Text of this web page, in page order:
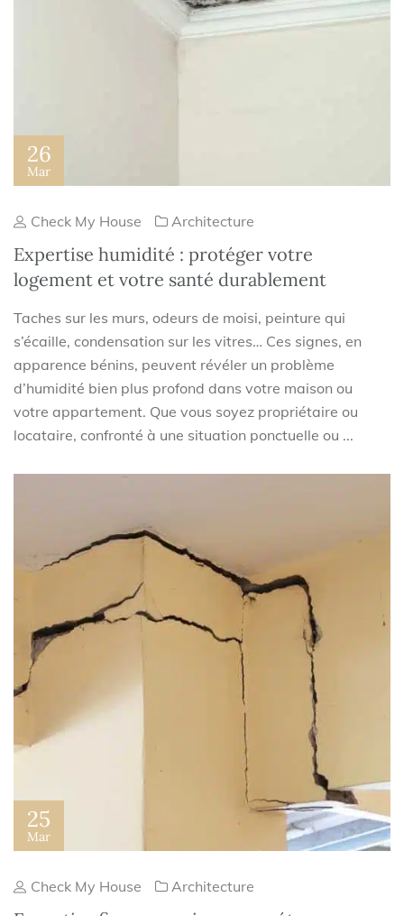
26
Mar
Check My House Architecture
Expertise humidité : protéger votre
logement et votre santé durablement
Taches sur les murs, odeurs de moisi, peinture qui
s’écaille, condensation sur les vitres… Ces signes, en
apparence bénins, peuvent révéler un problème
d’humidité bien plus profond dans votre maison ou
votre appartement. Que vous soyez propriétaire ou
locataire, confronté à une situation ponctuelle ou ...
25
Mar
Check My House Architecture